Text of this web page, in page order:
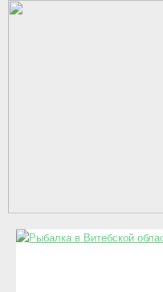
Перейти к основному содержанию